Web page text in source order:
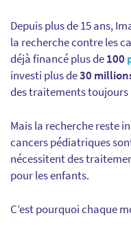
Depuis plus de 15 ans,
la recherche contre les
déjà financé plus de100
investi plus de30
des traitements toujours
Mais la recherche reste
cancers pédiatriques
nécessitent des
pour les enfants.
C’est pourquoi chaque